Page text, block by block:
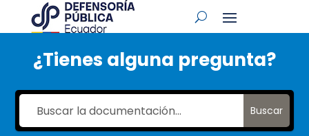
¿Tienes alguna pregunta?
Buscar